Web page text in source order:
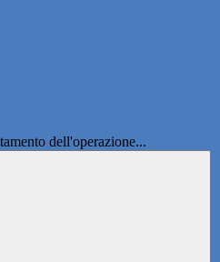
dell'operazione...